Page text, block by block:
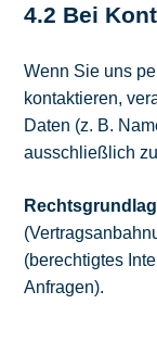
4.2 Bei
Wenn Sie uns
kontaktieren,
Daten (z. B.
ausschließlich
(berechtigtes
Anfragen).